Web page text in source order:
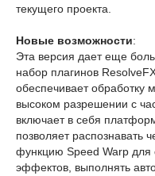
текущего проекта.
Новые возможности:
Эта версия дает еще
набор плагинов
обеспечивает обработку
высоком разрешении с
включает в себя
позволяет распознавать
функцию Speed Warp для
эффектов, выполнять